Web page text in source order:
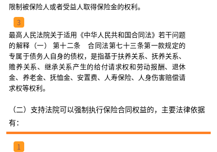
限制被保险人或者受益人取得保险金的权利。
3
最高人民法院关于适用《中华人民共和国合同法》若干问题
的解释（一） 第十二条 合同法第七十三条第一款规定的
专属于债务人自身的债权，是指基于扶养关系、抚养关系、
赡养关系、继承关系产生的给付请求权和劳动报酬、退休
金、养老金、抚恤金、安置费、人寿保险、人身伤害赔偿请
求权等权利。
（二）支持法院可以强制执行保险合同权益的，主要法律依据
有：
1